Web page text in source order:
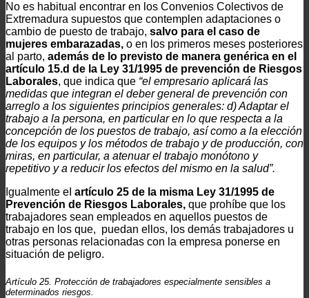
No es habitual encontrar en los Convenios Colectivos de
Extremadura supuestos que contemplen adaptaciones o
cambio de puesto de trabajo, salvo para el caso de
mujeres embarazadas, o en los primeros meses posteriores
al parto, además de lo previsto de manera genérica en el
artículo 15.d de la Ley 31/1995 de prevención de Riesgos
Laborales, que indica que “el empresario aplicará las
medidas que integran el deber general de prevención con
arreglo a los siguientes principios generales: d) Adaptar el
trabajo a la persona, en particular en lo que respecta a la
concepción de los puestos de trabajo, así como a la elección
de los equipos y los métodos de trabajo y de producción, con
miras, en particular, a atenuar el trabajo monótono y
repetitivo y a reducir los efectos del mismo en la salud”.
Igualmente eI artículo 25 de la misma Ley 31/1995 de
Prevención de Riesgos Laborales, que prohíbe que los
trabajadores sean empleados en aquellos puestos de
trabajo en los que, puedan ellos, los demás trabajadores u
otras personas relacionadas con la empresa ponerse en
situación de peligro.
Artículo 25. Protección de trabajadores especialmente sensibles a
determinados riesgos.